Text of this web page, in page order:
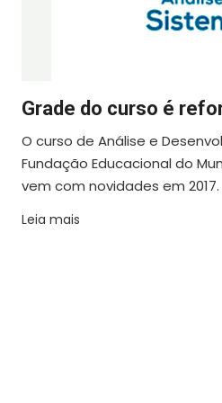
Grade do curso é
O curso de Análise e
Fundação Educacional do
vem com novidades em 2017.
Leia mais